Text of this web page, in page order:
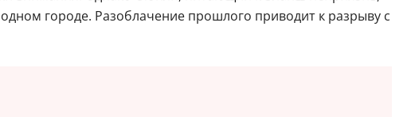
городе. Разоблачение прошлого приводит к разрыву с